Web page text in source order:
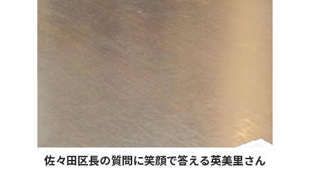
佐々田区長の質問に笑顔で答える英美里さん